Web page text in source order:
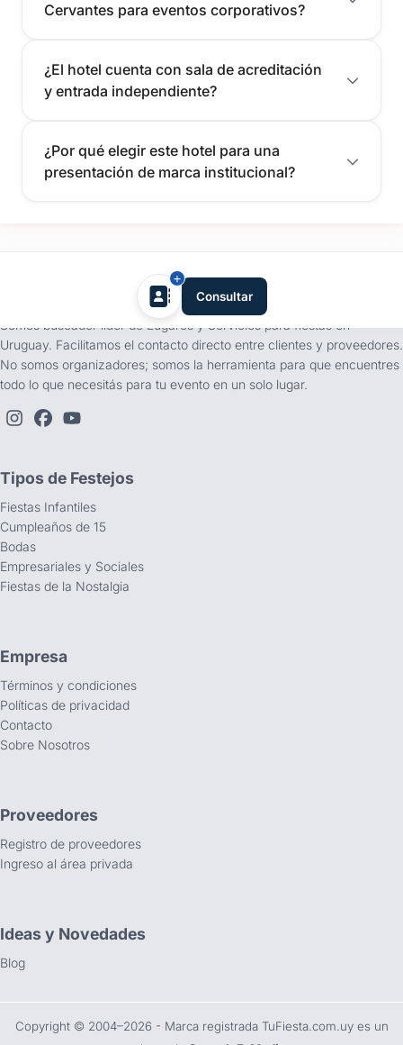
Cervantes para eventos corporativos?
¿El hotel cuenta con sala de acreditación
y entrada independiente?
¿Por qué elegir este hotel para una
presentación de marca institucional?
Consultar
Somos buscador líder de Lugares y Servicios para fiestas en
Uruguay. Facilitamos el contacto directo entre clientes y proveedores.
No somos organizadores; somos la herramienta para que encuentres
todo lo que necesitás para tu evento en un solo lugar.
Tipos de Festejos
Fiestas Infantiles
Cumpleaños de 15
Bodas
Empresariales y Sociales
Fiestas de la Nostalgia
Empresa
Términos y condiciones
Políticas de privacidad
Contacto
Sobre Nosotros
Proveedores
Registro de proveedores
Ingreso al área privada
Ideas y Novedades
Blog
Copyright ©️ 2004–2026 - Marca registrada TuFiesta.com.uy es un